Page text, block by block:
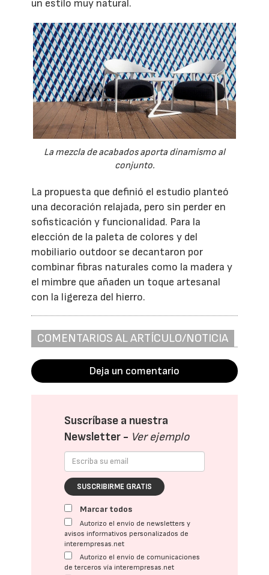
un estilo muy natural.
La mezcla de acabados aporta dinamismo al
conjunto.
La propuesta que definió el estudio planteó
una decoración relajada, pero sin perder en
sofisticación y funcionalidad. Para la
elección de la paleta de colores y del
mobiliario outdoor se decantaron por
combinar fibras naturales como la madera y
el mimbre que añaden un toque artesanal
con la ligereza del hierro.
COMENTARIOS AL ARTÍCULO/NOTICIA
Deja un comentario
Suscríbase a nuestra
Newsletter - Ver ejemplo
SUSCRIBIRME GRATIS
Marcar todos
Autorizo el envío de newsletters y
avisos informativos personalizados de
interempresas.net
Autorizo el envío de comunicaciones
de terceros vía interempresas.net